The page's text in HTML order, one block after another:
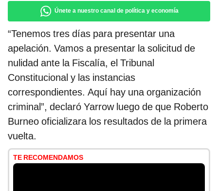
Únete a nuestro canal de política y economía
“Tenemos tres días para presentar una
apelación. Vamos a presentar la solicitud de
nulidad ante la Fiscalía, el Tribunal
Constitucional y las instancias
correspondientes. Aquí hay una organización
criminal”, declaró Yarrow luego de que Roberto
Burneo oficializara los resultados de la primera
vuelta.
TE RECOMENDAMOS